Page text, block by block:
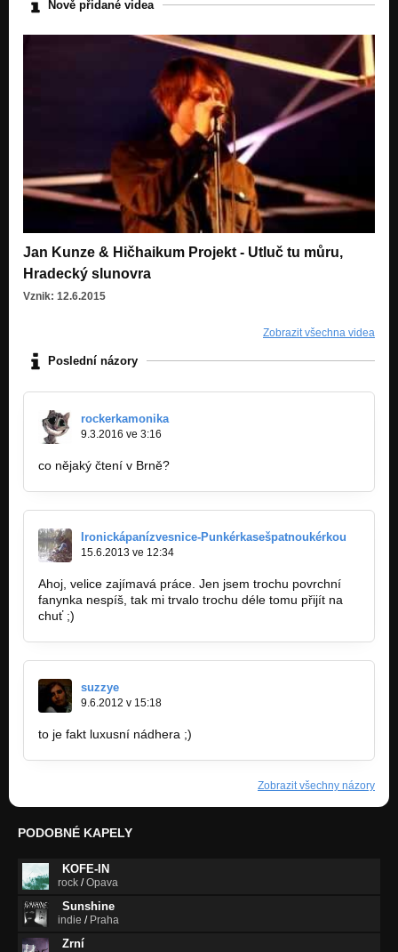
Nově přidané videa
Jan Kunze & Hičhaikum Projekt - Utluč tu můru,
Hradecký slunovra
Vznik: 12.6.2015
Zobrazit všechna videa
Poslední názory
rockerkamonika
9.3.2016 ve 3:16
co nějaký čtení v Brně?
Ironickápanízvesnice-Punkérkasešpatnoukérkou
15.6.2013 ve 12:34
Ahoj, velice zajímavá práce. Jen jsem trochu povrchní
fanynka nespíš, tak mi trvalo trochu déle tomu přijít na
chuť ;)
suzzye
9.6.2012 v 15:18
to je fakt luxusní nádhera ;)
Zobrazit všechny názory
PODOBNÉ KAPELY
KOFE-IN
rock /Opava
Sunshine
indie / Praha
Zrní